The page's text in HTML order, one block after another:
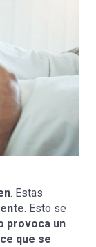
. Estas
. Esto se
provoca un
que se